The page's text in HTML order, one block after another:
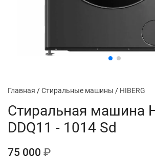
Главная /Стиральные машины / HIBERG
Стиральная машина
DDQ11 - 1014 Sd
75 000 ₽